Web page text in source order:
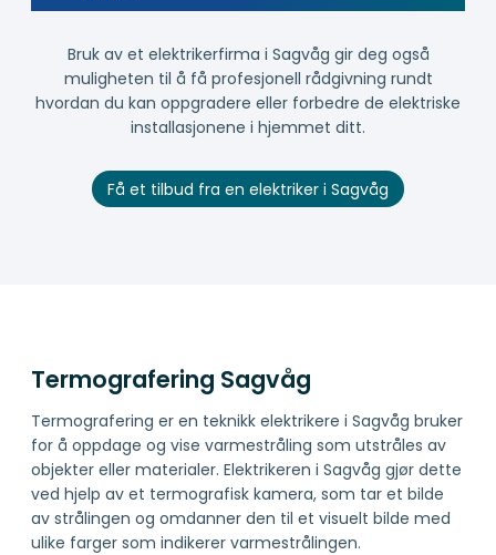
Bruk av et elektrikerfirma i Sagvåg gir deg også
muligheten til å få profesjonell rådgivning rundt
hvordan du kan oppgradere eller forbedre de elektriske
installasjonene i hjemmet ditt.
Få et tilbud fra en elektriker i Sagvåg
Termografering Sagvåg
Termografering er en teknikk elektrikere i Sagvåg bruker
for å oppdage og vise varmestråling som utstråles av
objekter eller materialer. Elektrikeren i Sagvåg gjør dette
ved hjelp av et termografisk kamera, som tar et bilde
av strålingen og omdanner den til et visuelt bilde med
ulike farger som indikerer varmestrålingen.